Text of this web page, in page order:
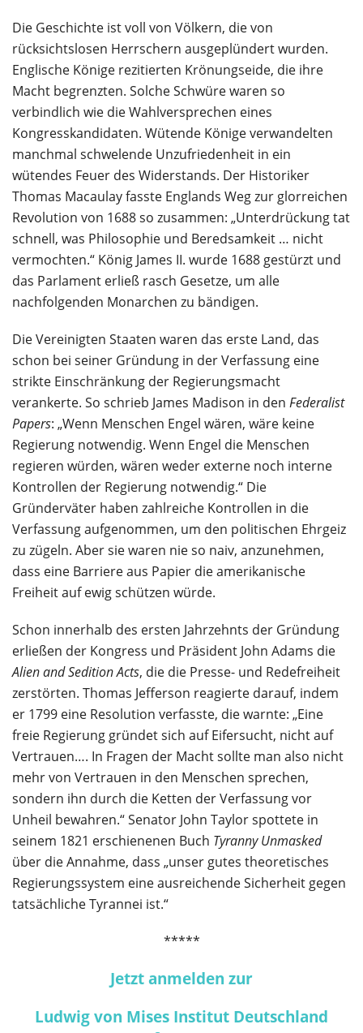
Die Geschichte ist voll von Völkern, die von
rücksichtslosen Herrschern ausgeplündert wurden.
Englische Könige rezitierten Krönungseide, die ihre
Macht begrenzten. Solche Schwüre waren so
verbindlich wie die Wahlversprechen eines
Kongresskandidaten. Wütende Könige verwandelten
manchmal schwelende Unzufriedenheit in ein
wütendes Feuer des Widerstands. Der Historiker
Thomas Macaulay fasste Englands Weg zur glorreichen
Revolution von 1688 so zusammen: „Unterdrückung tat
schnell, was Philosophie und Beredsamkeit … nicht
vermochten.“ König James II. wurde 1688 gestürzt und
das Parlament erließ rasch Gesetze, um alle
nachfolgenden Monarchen zu bändigen.
Die Vereinigten Staaten waren das erste Land, das
schon bei seiner Gründung in der Verfassung eine
strikte Einschränkung der Regierungsmacht
verankerte. So schrieb James Madison in den Federalist
Papers: „Wenn Menschen Engel wären, wäre keine
Regierung notwendig. Wenn Engel die Menschen
regieren würden, wären weder externe noch interne
Kontrollen der Regierung notwendig.“ Die
Gründerväter haben zahlreiche Kontrollen in die
Verfassung aufgenommen, um den politischen Ehrgeiz
zu zügeln. Aber sie waren nie so naiv, anzunehmen,
dass eine Barriere aus Papier die amerikanische
Freiheit auf ewig schützen würde.
Schon innerhalb des ersten Jahrzehnts der Gründung
erließen der Kongress und Präsident John Adams die
Alien and Sedition Acts, die die Presse- und Redefreiheit
zerstörten. Thomas Jefferson reagierte darauf, indem
er 1799 eine Resolution verfasste, die warnte: „Eine
freie Regierung gründet sich auf Eifersucht, nicht auf
Vertrauen…. In Fragen der Macht sollte man also nicht
mehr von Vertrauen in den Menschen sprechen,
sondern ihn durch die Ketten der Verfassung vor
Unheil bewahren.“ Senator John Taylor spottete in
seinem 1821 erschienenen Buch Tyranny Unmasked
über die Annahme, dass „unser gutes theoretisches
Regierungssystem eine ausreichende Sicherheit gegen
tatsächliche Tyrannei ist.“
*****
Jetzt anmelden zur
Ludwig von Mises Institut Deutschland